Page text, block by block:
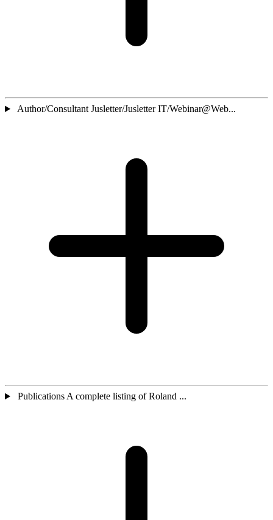
Author/Consultant Jusletter/Jusletter IT/Webinar@Web...
Publications A complete listing of Roland ...